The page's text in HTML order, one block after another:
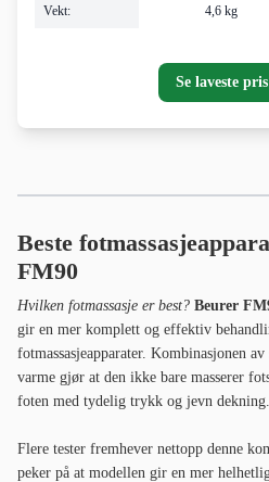
Vekt: 4,6 kg
Se laveste pris
Beste
FM90
Hvilken fotmassasje er best? Beurer
gir en mer komplett og effektiv
fotmassasjeapparater. Kombinasjonen
varme gjør at den ikke bare masserer
foten med tydelig trykk og jevn dekning.
Flere tester fremhever nettopp denne
peker på at modellen gir en mer